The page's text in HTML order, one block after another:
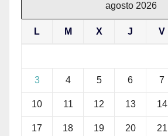
agosto 2026
L M X J V
3 4 5 6 7
10 11 12 13 14
17 18 19 20 21